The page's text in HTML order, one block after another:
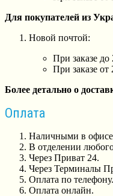
Для покупателей из
Новой почтой:
При заказе до
При заказе
Более детально о
Оплата
Наличными в
В отделении
Через Приват 24.
Через Терминалы
Оплата по телефону.
Оплата онлайн.